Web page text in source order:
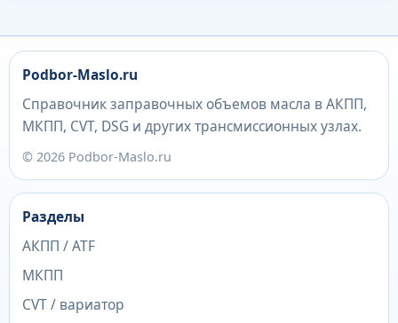
Podbor-Maslo.ru
Справочник заправочных объемов масла в АКПП,
МКПП, CVT, DSG и других трансмиссионных узлах.
© 2026 Podbor-Maslo.ru
Разделы
АКПП / ATF
МКПП
CVT / вариатор